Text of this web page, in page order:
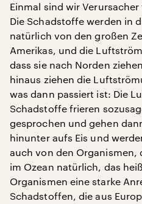
Einmal sind wir
Die Schadstoffe werden in
natürlich von den großen
Amerikas, und die
dass sie nach Norden
hinaus ziehen die
was dann passiert ist: Die
Schadstoffe frieren
gesprochen und gehen
hinunter aufs Eis und
auch von den Organismen,
im Ozean natürlich, das
Organismen eine starke
Schadstoffen, die aus